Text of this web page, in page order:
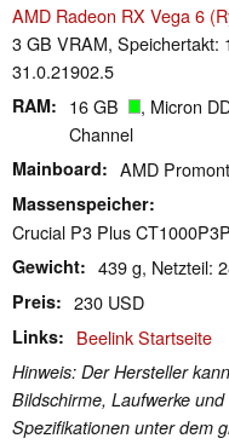
AMD Radeon RX Vega 6
3 GB VRAM, Speichertakt:
31.0.21902.5
RAM 16 GB
, Micron
Channel
Mainboard AMD
Massenspeicher
Crucial P3 Plus
Gewicht 439 g, Netzteil:
Preis 230 USD
Links Beelink Startseite
Hinweis: Der Hersteller
Bildschirme, Laufwerke
Spezifikationen unter dem